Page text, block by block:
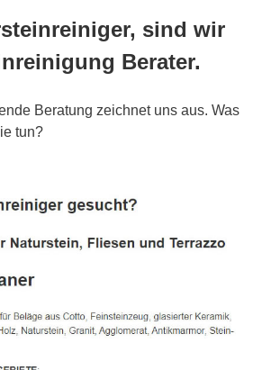
sind wir
Berater.
Beratung zeichnet uns aus. Was
tun?